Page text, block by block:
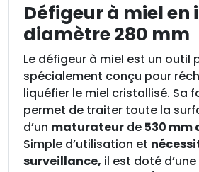
Défigeur à miel en
diamètre 280 mm
Le défigeur à miel est un outil
spécialement conçu pour
liquéfier le miel cristallisé. Sa
permet de traiter toute la
d’un maturateur de 530 mm
Simple d’utilisation et
surveillance, il est doté